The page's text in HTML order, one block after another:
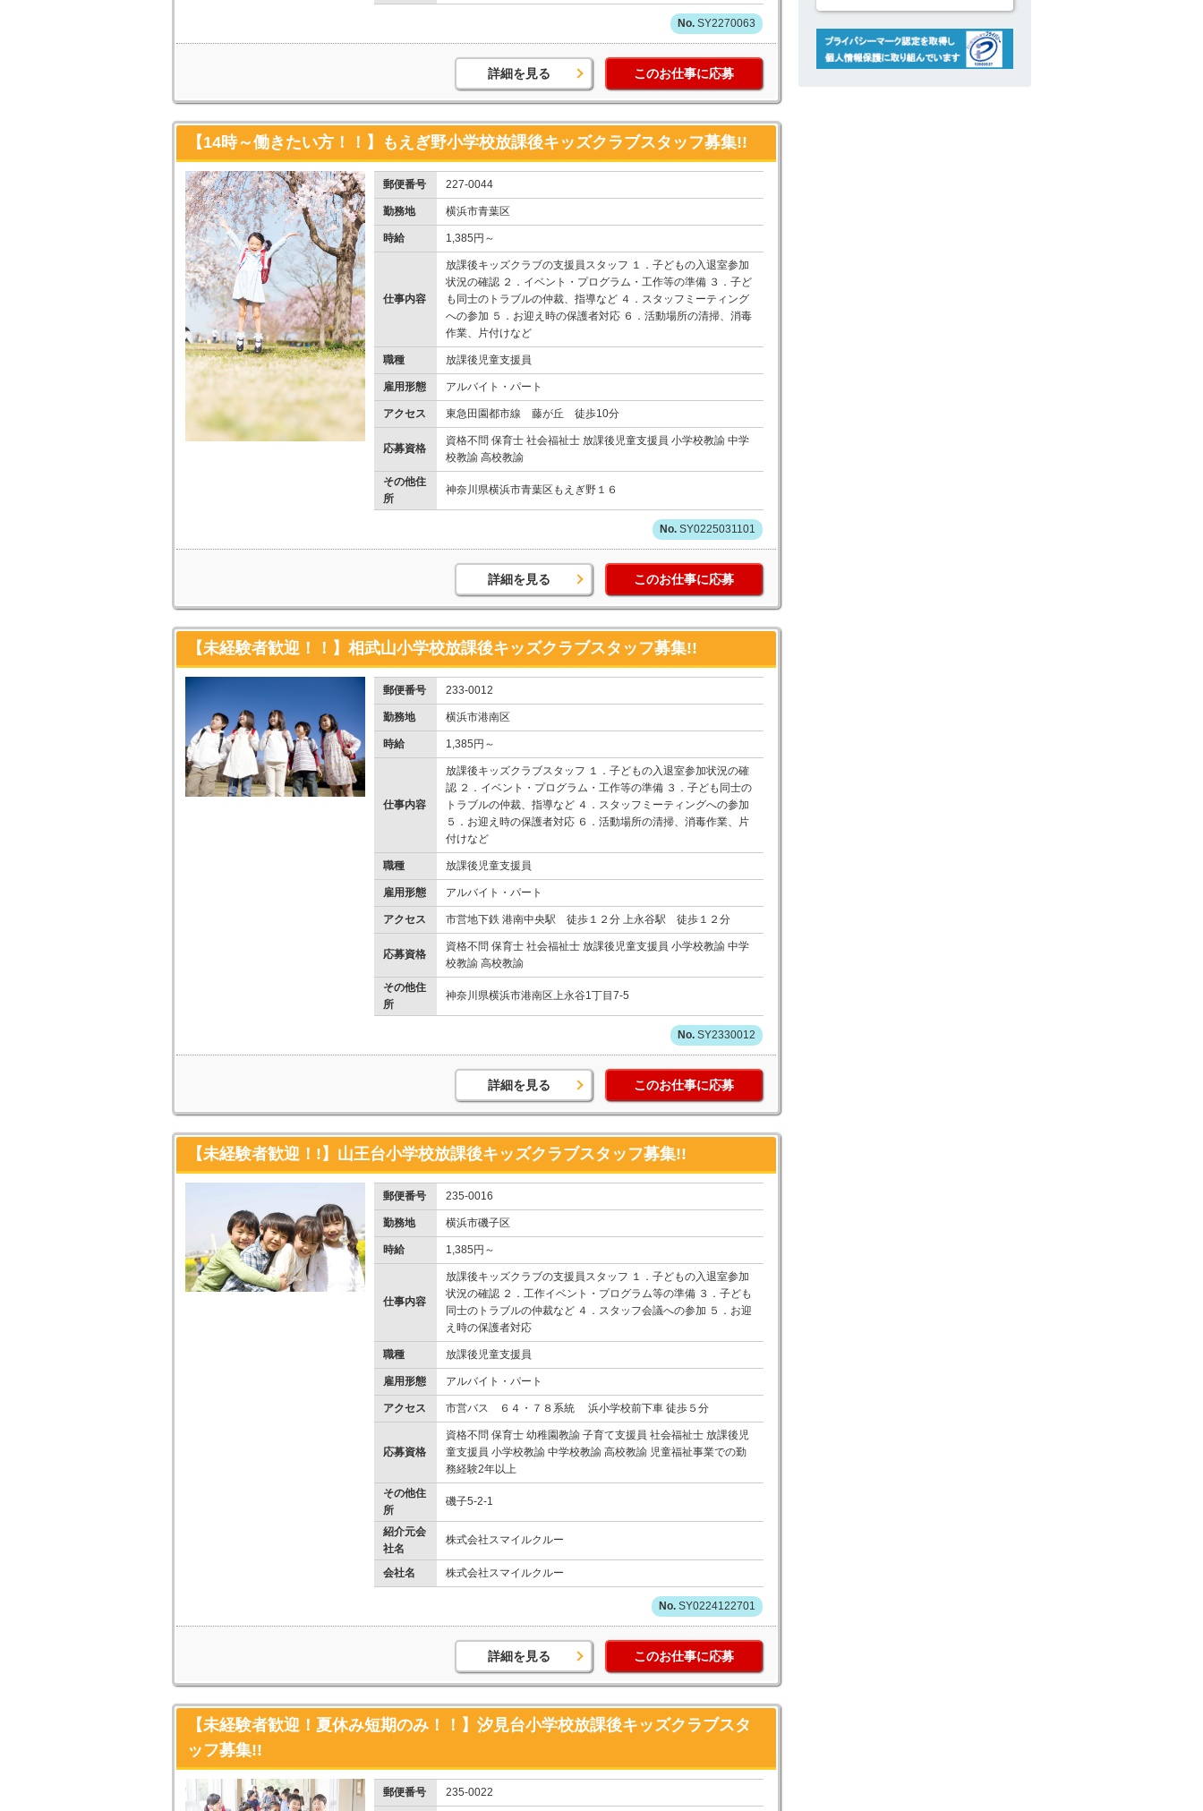
SY2270063
詳細を見る このお仕事に応募
【14時～働きたい方！！】もえぎ野小学校放課後キッズクラブスタッフ募集!!
郵便番号 227-0044
勤務地 横浜市青葉区
時給 1,385円～
仕事内容
放課後キッズクラブの支援員スタッフ １．子どもの入退室参加
状況の確認 ２．イベント・プログラム・工作等の準備 ３．子ど
も同士のトラブルの仲裁、指導など ４．スタッフミーティング
への参加 ５．お迎え時の保護者対応 ６．活動場所の清掃、消毒
作業、片付けなど
職種 放課後児童支援員
雇用形態 アルバイト・パート
アクセス 東急田園都市線 藤が丘 徒歩10分
応募資格
資格不問 保育士 社会福祉士 放課後児童支援員 小学校教諭 中学
校教諭 高校教諭
その他住
所
神奈川県横浜市青葉区もえぎ野１６
SY0225031101
詳細を見る このお仕事に応募
【未経験者歓迎！！】相武山小学校放課後キッズクラブスタッフ募集!!
郵便番号 233-0012
勤務地 横浜市港南区
時給 1,385円～
仕事内容
放課後キッズクラブスタッフ １．子どもの入退室参加状況の確
認 ２．イベント・プログラム・工作等の準備 ３．子ども同士の
トラブルの仲裁、指導など ４．スタッフミーティングへの参加
５．お迎え時の保護者対応 ６．活動場所の清掃、消毒作業、片
付けなど
職種 放課後児童支援員
雇用形態 アルバイト・パート
アクセス 市営地下鉄 港南中央駅 徒歩１２分 上永谷駅 徒歩１２分
応募資格
資格不問 保育士 社会福祉士 放課後児童支援員 小学校教諭 中学
校教諭 高校教諭
その他住
所
神奈川県横浜市港南区上永谷1丁目7-5
SY2330012
詳細を見る このお仕事に応募
【未経験者歓迎！!】山王台小学校放課後キッズクラブスタッフ募集!!
郵便番号 235-0016
勤務地 横浜市磯子区
時給 1,385円～
仕事内容
放課後キッズクラブの支援員スタッフ １．子どもの入退室参加
状況の確認 ２．工作イベント・プログラム等の準備 ３．子ども
同士のトラブルの仲裁など ４．スタッフ会議への参加 ５．お迎
え時の保護者対応
職種 放課後児童支援員
雇用形態 アルバイト・パート
アクセス 市営バス ６４・７８系統 浜小学校前下車 徒歩５分
応募資格
資格不問 保育士 幼稚園教諭 子育て支援員 社会福祉士 放課後児
童支援員 小学校教諭 中学校教諭 高校教諭 児童福祉事業での勤
務経験2年以上
その他住
所
磯子5-2-1
紹介元会
社名
株式会社スマイルクルー
会社名 株式会社スマイルクルー
SY0224122701
詳細を見る このお仕事に応募
【未経験者歓迎！夏休み短期のみ！！】汐見台小学校放課後キッズクラブスタ
ッフ募集!!
郵便番号 235-0022